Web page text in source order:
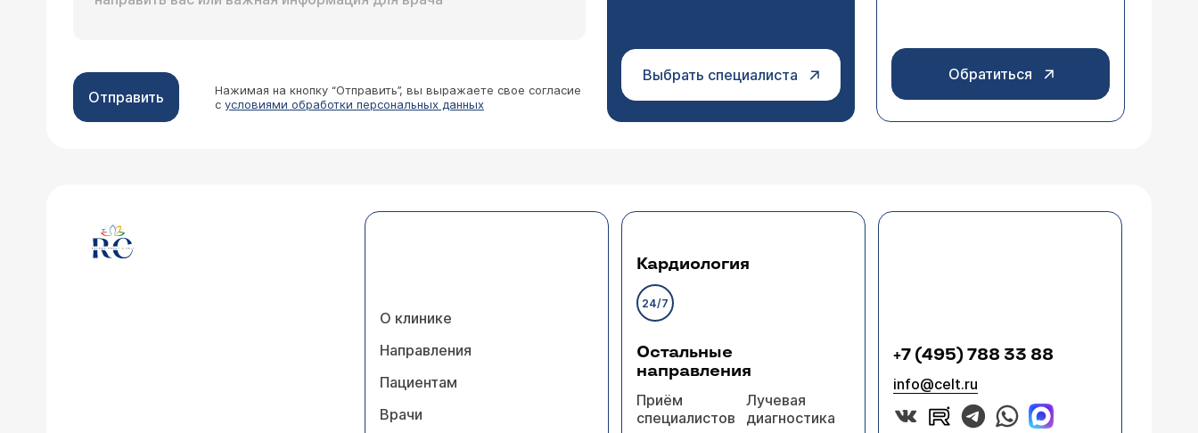
Отправить
Нажимая на кнопку “Отправить”, вы выражаете свое согласие
с условиями обработки персональных данных
Выбрать специалиста Обратиться
О клинике
Направления
Пациентам
Врачи
Кардиология
24/7
Остальные
направления
Приём
специалистов
Лучевая
диагностика
+7 (495) 788 33 88
info@celt.ru